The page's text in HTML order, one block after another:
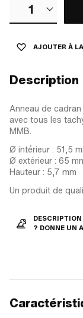
1
AJOUTER À
Description
Anneau de
avec tous les
MMB.
Ø intérieur : 51,5
Ø extérieur : 65
Hauteur : 5,7 mm
Un produit de
? DONNE UN